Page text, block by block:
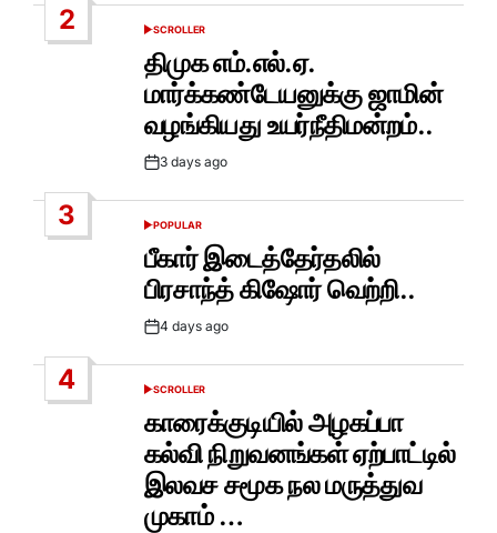
2
POSTED
SCROLLER
திமுக எம்.எல்.ஏ.
மார்க்கண்டேயனுக்கு ஜாமின்
வழங்கியது உயர்நீதிமன்றம்..
Post3 days ago
3
POSTED
POPULAR
பீகார் இடைத்தேர்தலில்
பிரசாந்த் கிஷோர் வெற்றி..
Post4 days ago
4
POSTED
SCROLLER
காரைக்குடியில் அழகப்பா
கல்வி நிறுவனங்கள் ஏற்பாட்டில்
இலவச சமூக நல மருத்துவ
முகாம் …